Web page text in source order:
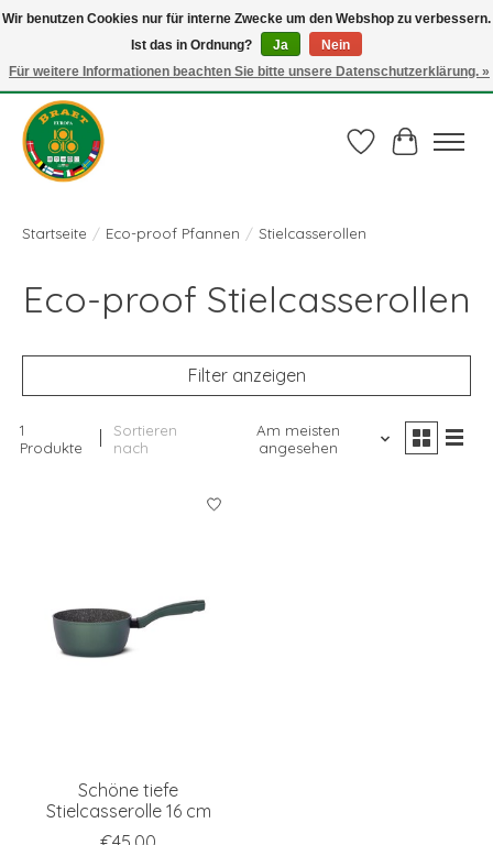
Juli actie: 10% korting op alle ECO-PROOF pannen en bij een bestelling van €
75,00 of meer ook nog een mooie vleestang t.w.v. € 10,00 HELEMAAL GRATIS
Gebruik de code: ECO-PROOF.
Wunschzettel
Ihr
Startseite / Eco-proof Pfannen / Stielcasserollen
Eco-proof Stielcasserollen
Filter anzeigen
1
Produkte
Sortieren
nach
Am meisten
angesehen
Schöne tiefe
Stielcasserolle 16 cm
Wir benutzen Cookies nur für interne Zwecke um den Webshop zu verbessern.
Ist das in Ordnung?
Ja
Nein
Für weitere Informationen beachten Sie bitte unsere Datenschutzerklärung. »